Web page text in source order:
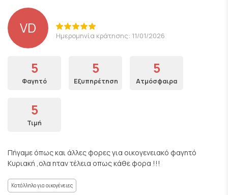
VD Ημερομηνία κράτησης: 11/01/2026
5
Φαγητό
5
Εξυπηρέτηση
5
Ατμόσφαιρα
5
Τιμή
Πήγαμε όπως και άλλες φορες για οικογενειακό φαγητό
Κυριακή ,ολα ηταν τέλεια οπως κάθε φορα !!!
Κατάλληλο για οικογένειες